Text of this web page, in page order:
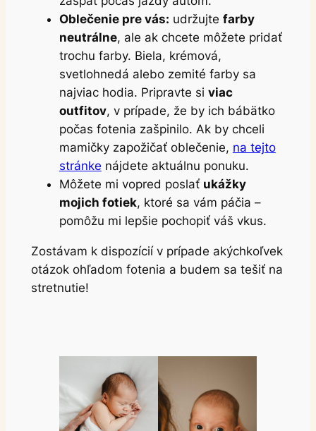
Oblečenie pre vás: udržujte farby
neutrálne, ale ak chcete môžete pridať
trochu farby. Biela, krémová,
svetlohnedá alebo zemité farby sa
najviac hodia. Pripravte si viac
outfitov, v prípade, že by ich bábätko
počas fotenia zašpinilo. Ak by chceli
mamičky zapožičať oblečenie, na tejto
stránke nájdete aktuálnu ponuku.
Môžete mi vopred poslať ukážky
mojich fotiek, ktoré sa vám páčia –
pomôžu mi lepšie pochopiť váš vkus.
Zostávam k dispozícií v prípade akýchkoľvek
otázok ohľadom fotenia a budem sa tešiť na
stretnutie!